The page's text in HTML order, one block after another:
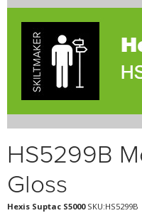
HS5299B
Gloss
Hexis Suptac S5000SKU:HS5299B